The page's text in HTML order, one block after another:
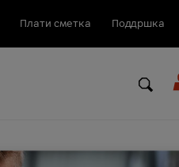
Плати сметка Поддршка